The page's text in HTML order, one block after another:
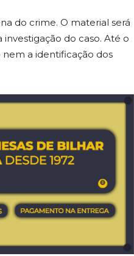
do crime. O material será
do caso. Até o
a identificação dos